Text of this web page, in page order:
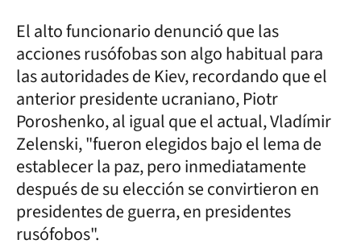
El alto funcionario denunció que las
acciones rusófobas son algo habitual para
las autoridades de Kiev, recordando que el
anterior presidente ucraniano, Piotr
Poroshenko, al igual que el actual, Vladímir
Zelenski, "fueron elegidos bajo el lema de
establecer la paz, pero inmediatamente
después de su elección se convirtieron en
presidentes de guerra, en presidentes
rusófobos".